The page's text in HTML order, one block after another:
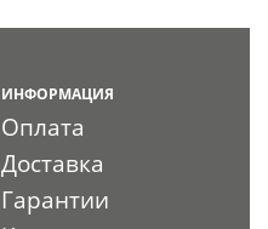
ИНФОРМАЦИЯ
Оплата
Доставка
Гарантии